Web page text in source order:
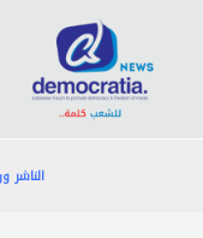
المحتوى
الناشر